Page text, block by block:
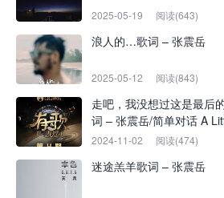
2025-05-19 阅读(643)
浪人的…歌词 – 张震岳
2025-05-12 阅读(843)
走吧，我没想过这是最后
词 – 张震岳/简单对话 A
2024-11-02 阅读(474)
迷途羔羊歌词 – 张震岳